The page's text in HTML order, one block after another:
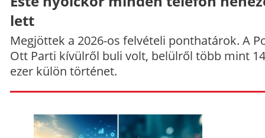
lett
Megjöttek a 2026-os felvételi ponthatárok. A
Ott Parti kívülről buli volt, belülről több mint
ezer külön történet.